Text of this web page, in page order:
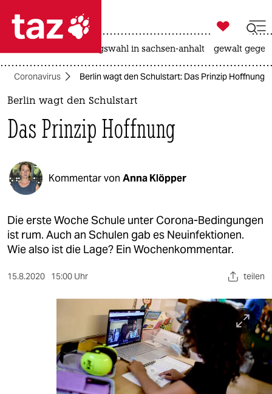
 taz zahl ich
taz zahl ich
politik
öko
gesellschaft
kultur
sport
berlin

taz zahl ich
landtagswahl in sachsen-anhalt gewalt
Coronavirus Berlin wagt den Schulstart: Das Prinzip Hoffnung
Berlin wagt den Schulstart
Das Prinzip Hoffnung
Kommentar von Anna Klöpper
Die erste Woche Schule unter Corona-Bedingungen
ist rum. Auch an Schulen gab es Neuinfektionen.
Wie also ist die Lage? Ein Wochenkommentar.
15.8.2020 15:00 Uhr teilen